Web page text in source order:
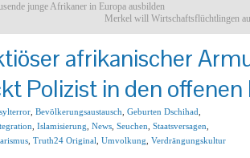
junge Afrikaner in Europa ausbilden
Merkel will Wirtschaftsflüchtlingen
afrikanischer
Polizist in den
Bevölkerungsaustausch Geburten Dschihad
Islamisierung News Seuchen Staatsversagen
Truth24 Original Umvolkung Verdrängungskultur